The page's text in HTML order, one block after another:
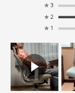
★ 3
★ 2
★ 1